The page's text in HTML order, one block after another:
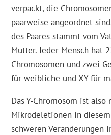
verpackt, die
paarweise angeordnet
des Paares stammt vom
Mutter. Jeder Mensch hat
Chromosomen und zwei
für weibliche und XY für
Das Y-Chromosom ist
Mikrodeletionen in
schweren Veränderungen